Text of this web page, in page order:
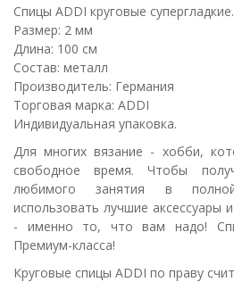
Спицы ADDI круговые супергладкие.
Размер: 2 мм
Длина: 100 см
Состав: металл
Производитель: Германия
Торговая марка: ADDI
Индивидуальная упаковка.
Для многих вязание - хобби,
свободное время. Чтобы
любимого занятия в
использовать лучшие аксессуары
- именно то, что вам надо!
Премиум-класса!
Круговые спицы ADDI по праву